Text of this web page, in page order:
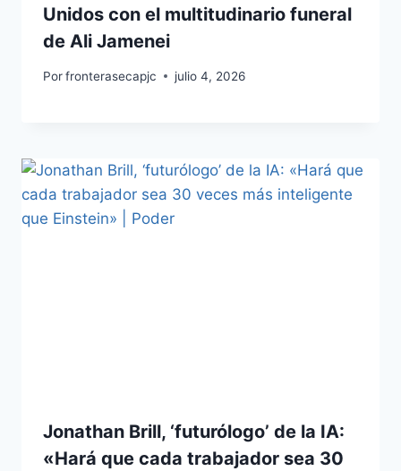
Unidos con el multitudinario funeral
de Ali Jamenei
Porfronterasecapjc julio 4, 2026
Jonathan Brill, ‘futurólogo’ de la IA:
«Hará que cada trabajador sea 30